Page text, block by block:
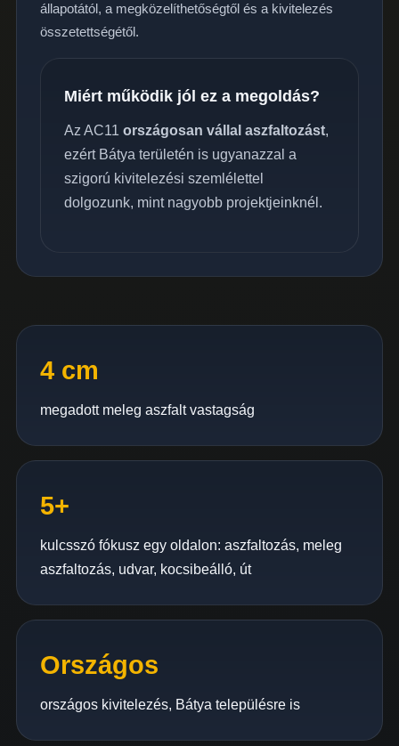
állapotától, a megközelíthetőségtől és a kivitelezés
összetettségétől.
Miért működik jól ez a megoldás?
Az AC11 országosan vállal aszfaltozást,
ezért Bátya területén is ugyanazzal a
szigorú kivitelezési szemlélettel
dolgozunk, mint nagyobb projektjeinknél.
4 cm
megadott meleg aszfalt vastagság
5+
kulcsszó fókusz egy oldalon: aszfaltozás, meleg
aszfaltozás, udvar, kocsibeálló, út
Országos
országos kivitelezés, Bátya településre is